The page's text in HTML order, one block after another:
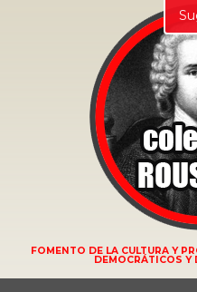
FOMENTO DE LA CULTURA Y
DEMOCRÁTICOS Y